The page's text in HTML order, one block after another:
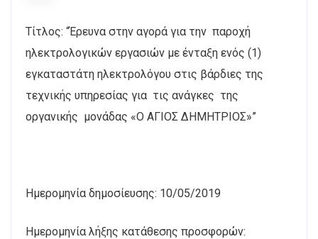
Τίτλος: “Έρευνα στην αγορά για την παροχή
ηλεκτρολογικών εργασιών με ένταξη ενός (1)
εγκαταστάτη ηλεκτρολόγου στις βάρδιες της
τεχνικής υπηρεσίας για τις ανάγκες της
οργανικής μονάδας «Ο ΑΓΙΟΣ ΔΗΜΗΤΡΙΟΣ»”
Ημερομηνία δημοσίευσης: 10/05/2019
Ημερομηνία λήξης κατάθεσης προσφορών: